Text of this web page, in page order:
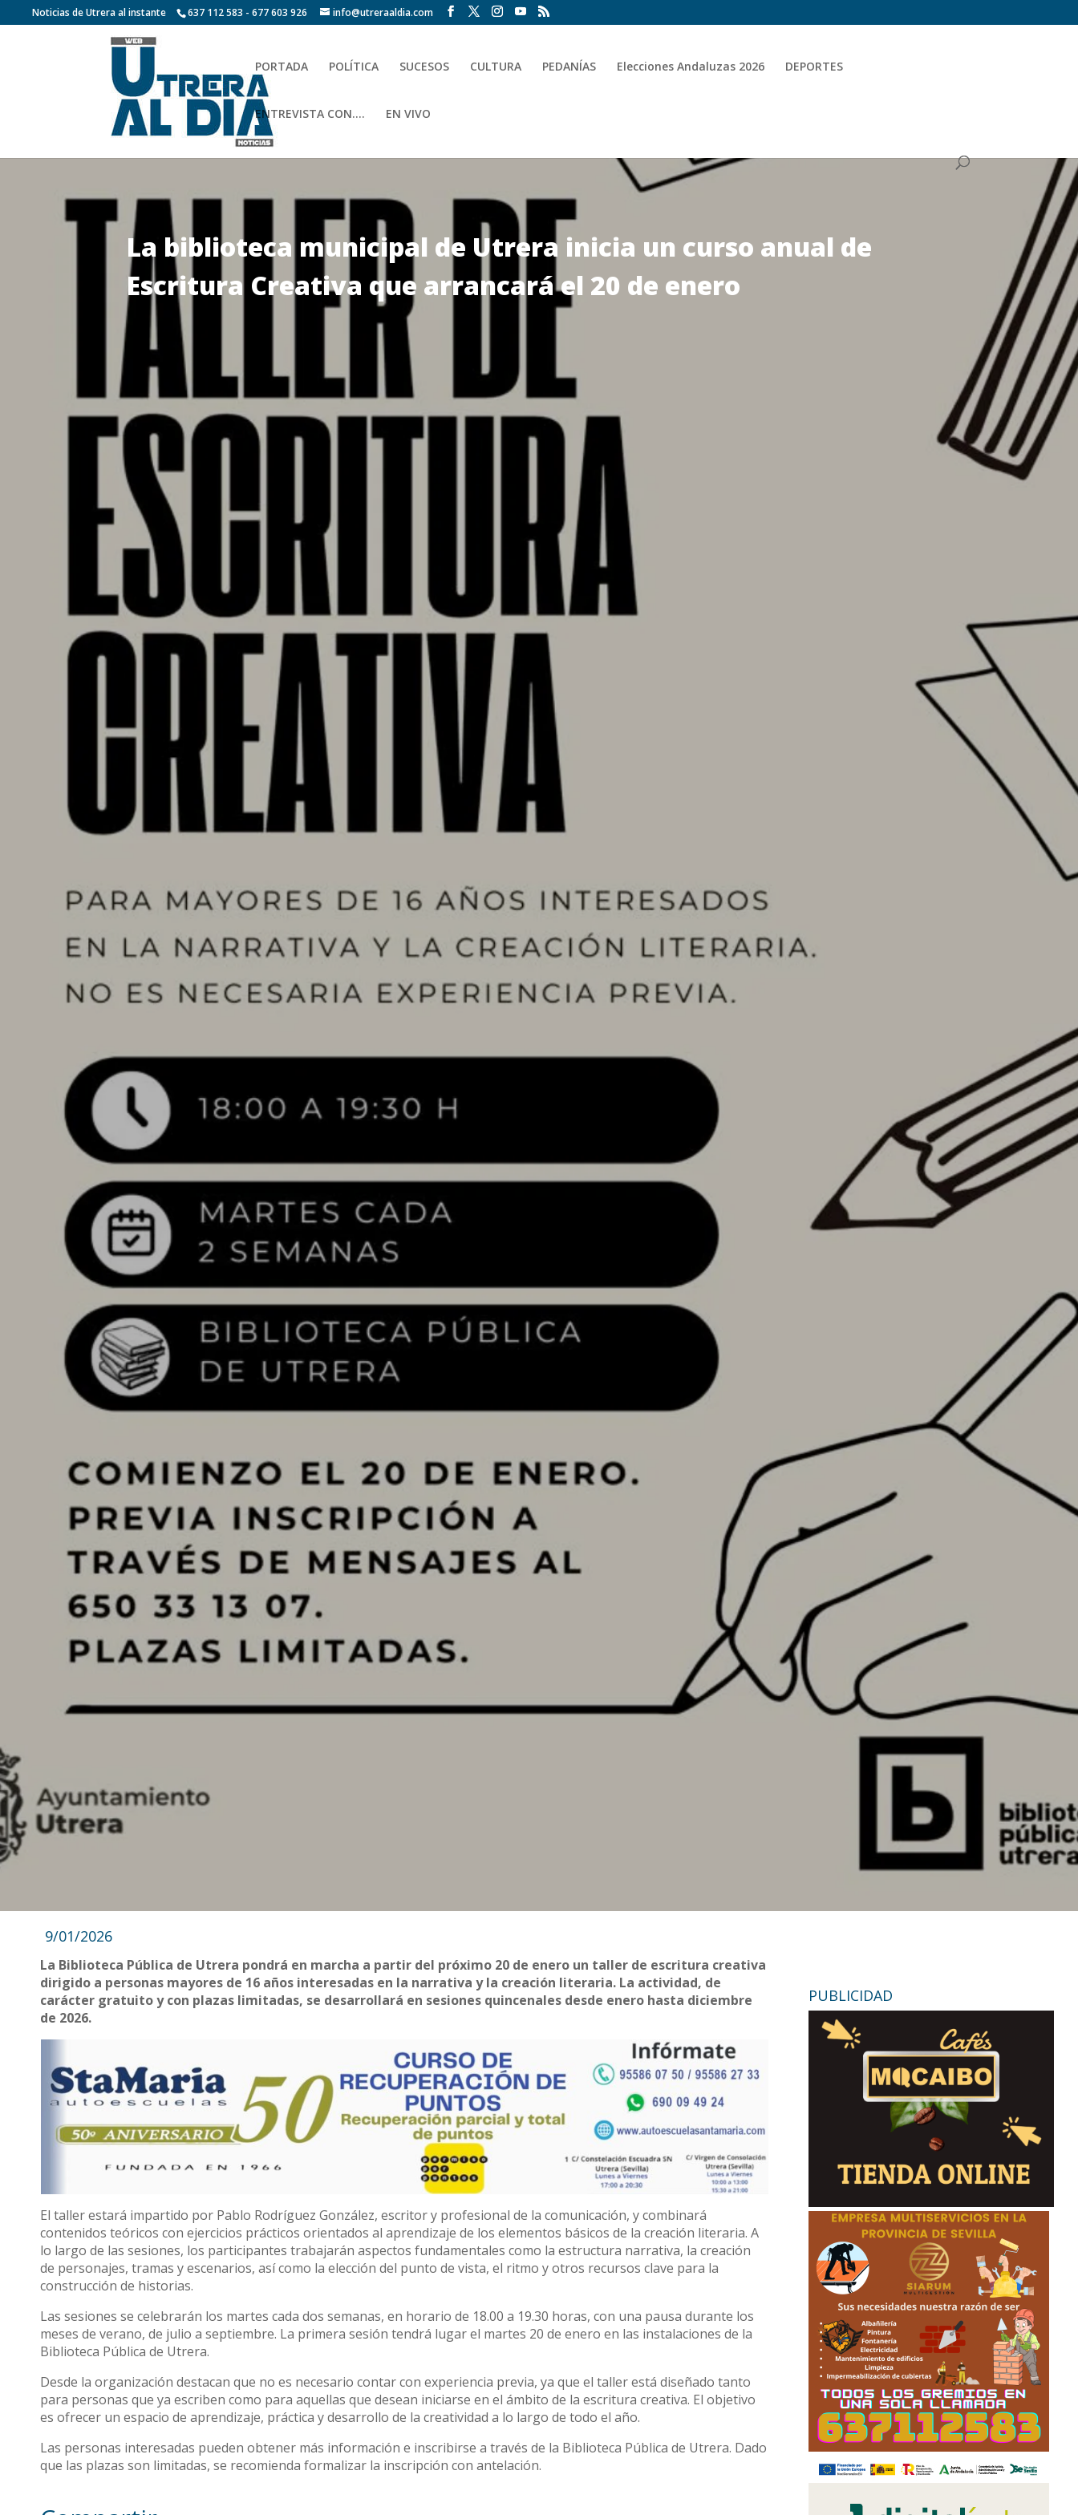
Noticias de Utrera al instante 637 112 583 - 677 603 926 info@utreraaldia.com
PORTADA POLÍTICA SUCESOS CULTURA PEDANÍAS Elecciones Andaluzas 2026 DEPORTES
ENTREVISTA CON…. EN VIVO
La biblioteca municipal de Utrera inicia un curso anual de
Escritura Creativa que arrancará el 20 de enero
9/01/2026
La Biblioteca Pública de Utrera pondrá en marcha a partir del próximo 20 de enero un taller de escritura creativa
dirigido a personas mayores de 16 años interesadas en la narrativa y la creación literaria. La actividad, de
carácter gratuito y con plazas limitadas, se desarrollará en sesiones quincenales desde enero hasta diciembre
de 2026.
El taller estará impartido por Pablo Rodríguez González, escritor y profesional de la comunicación, y combinará
contenidos teóricos con ejercicios prácticos orientados al aprendizaje de los elementos básicos de la creación literaria. A
lo largo de las sesiones, los participantes trabajarán aspectos fundamentales como la estructura narrativa, la creación
de personajes, tramas y escenarios, así como la elección del punto de vista, el ritmo y otros recursos clave para la
construcción de historias.
Las sesiones se celebrarán los martes cada dos semanas, en horario de 18.00 a 19.30 horas, con una pausa durante los
meses de verano, de julio a septiembre. La primera sesión tendrá lugar el martes 20 de enero en las instalaciones de la
Biblioteca Pública de Utrera.
Desde la organización destacan que no es necesario contar con experiencia previa, ya que el taller está diseñado tanto
para personas que ya escriben como para aquellas que desean iniciarse en el ámbito de la escritura creativa. El objetivo
es ofrecer un espacio de aprendizaje, práctica y desarrollo de la creatividad a lo largo de todo el año.
Las personas interesadas pueden obtener más información e inscribirse a través de la Biblioteca Pública de Utrera. Dado
que las plazas son limitadas, se recomienda formalizar la inscripción con antelación.
PUBLICIDAD